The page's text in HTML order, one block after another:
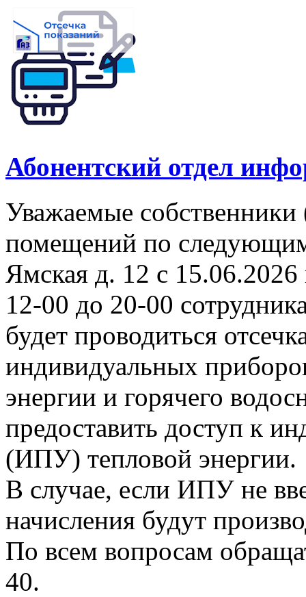
Абонентский отдел
Уважаемые
помещений по
Ямская д. 12 с
12-00 до 20-00
будет проводиться
индивидуальных
энергии и горячего
предоставить доступ к
(ИПУ) тепловой энергии.
В случае, если ИПУ не
начисления будут
По всем вопросам
40.